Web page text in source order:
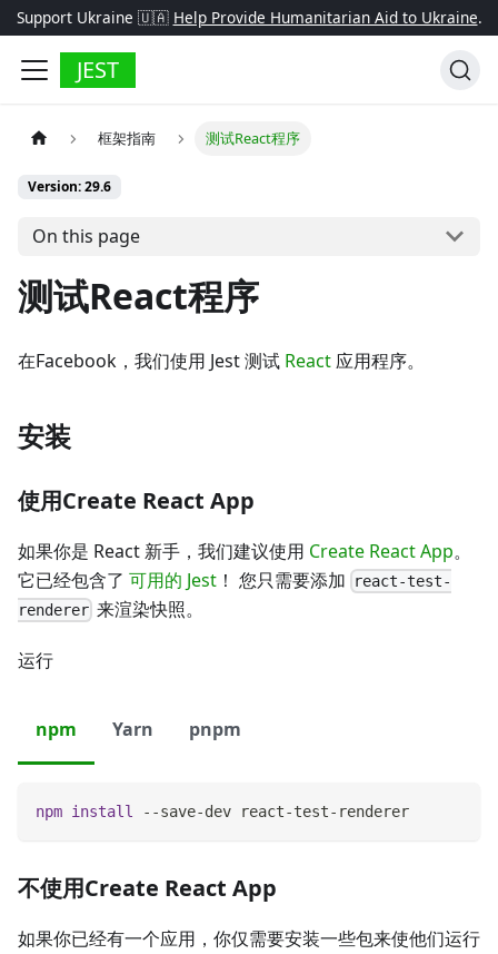
Support Ukraine 🇺🇦 Help Provide Humanitarian Aid to Ukraine.
JEST
框架指南 测试React程序
Version: 29.6
On this page
测试React程序
在Facebook，我们使用 Jest 测试 React 应用程序。
安装
使用Create React App
如果你是 React 新手，我们建议使用 Create React App。
它已经包含了 可用的 Jest ！ 您只需要添加
react-test-
renderer 来渲染快照。
运行
npm Yarn pnpm
npm install --save-dev react-test-renderer
不使用Create React App
如果你已经有一个应用，你仅需要安装一些包来使他们运行